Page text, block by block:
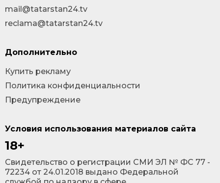
Условия использования материалов сайта
18+
Cвидетельство о регистрации СМИ ЭЛ № ФС 77 -
72234 от 24.01.2018 выдано Федеральной
mail@tatarstan24.tv
reclama@tatarstan24.tv
Дополнительно
Купить рекламу
Политика конфиденциальности
Предупреждение